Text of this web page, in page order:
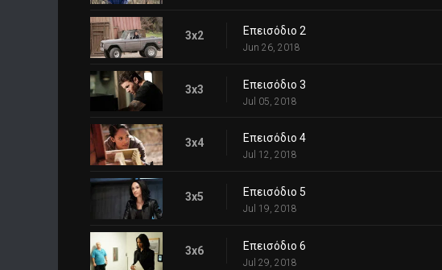
3x2 Επεισόδιο 2
Jun 26, 2018
3x3 Επεισόδιο 3
Jul 05, 2018
3x4 Επεισόδιο 4
Jul 12, 2018
3x5 Επεισόδιο 5
Jul 19, 2018
3x6 Επεισόδιο 6
Jul 29, 2018